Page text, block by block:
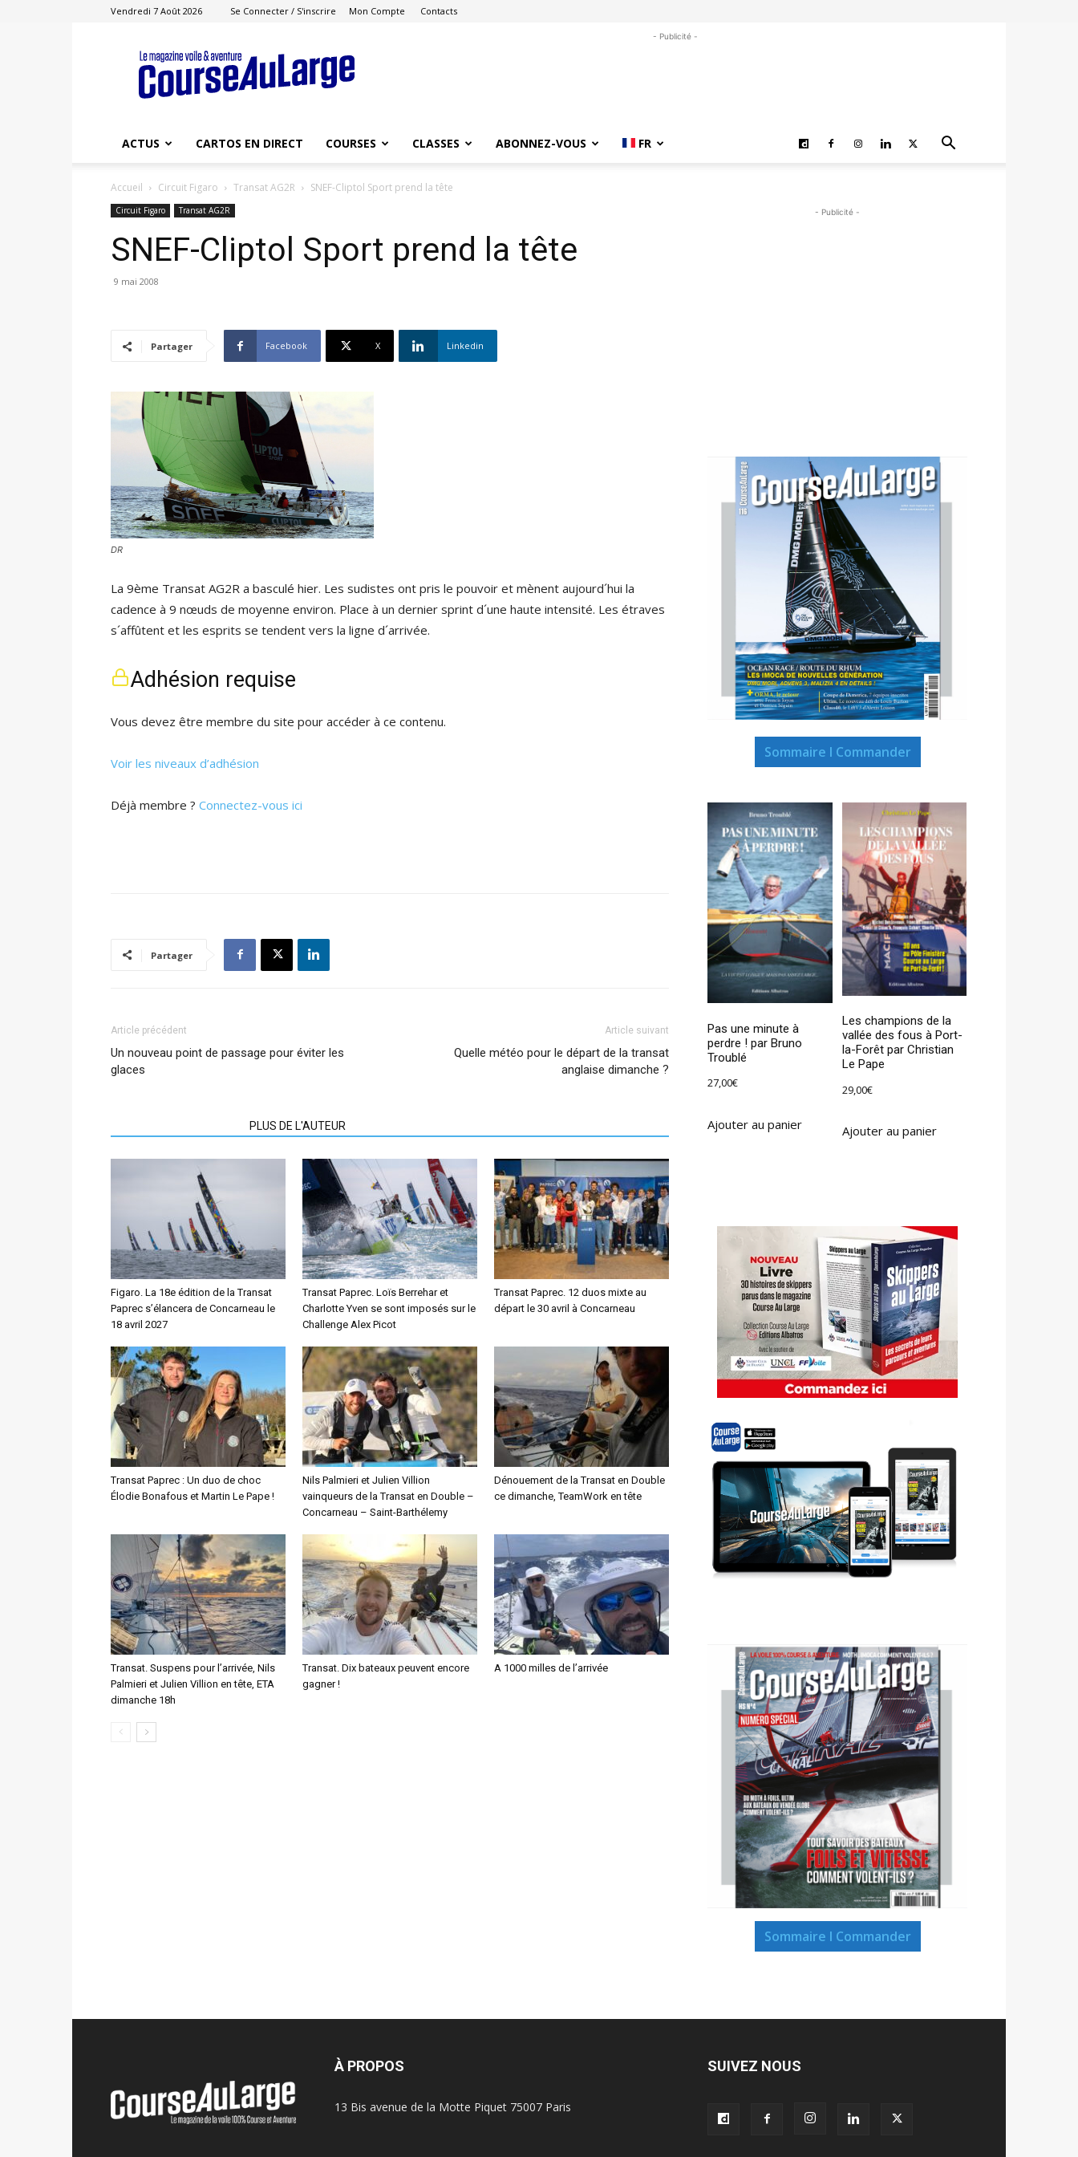
Vendredi 7 Août 2026 Se Connecter / S'inscrire Mon Compte Contacts
Course
au
Large
- Publicité -
ACTUS CARTOS EN DIRECT COURSES CLASSES ABONNEZ-VOUS FR
Accueil Circuit Figaro Transat AG2R SNEF-Cliptol Sport prend la tête
Circuit Figaro Transat AG2R
SNEF-Cliptol Sport prend la tête
9 mai 2008
Partager Facebook X Linkedin
DR
La 9ème Transat AG2R a basculé hier. Les sudistes ont pris le pouvoir et mènent aujourd´hui la
cadence à 9 nœuds de moyenne environ. Place à un dernier sprint d´une haute intensité. Les étraves
s´affûtent et les esprits se tendent vers la ligne d´arrivée.
Adhésion requise
Vous devez être membre du site pour accéder à ce contenu.
Voir les niveaux d’adhésion
Déjà membre ? Connectez-vous ici
Partager
Article précédent
Un nouveau point de passage pour éviter les
glaces
Article suivant
Quelle météo pour le départ de la transat
anglaise dimanche ?
PLUS DE L'AUTEUR
Figaro. La 18e édition de la Transat
Paprec s’élancera de Concarneau le
18 avril 2027
Transat Paprec. Loïs Berrehar et
Charlotte Yven se sont imposés sur le
Challenge Alex Picot
Transat Paprec. 12 duos mixte au
départ le 30 avril à Concarneau
Transat Paprec : Un duo de choc
Élodie Bonafous et Martin Le Pape !
Nils Palmieri et Julien Villion
vainqueurs de la Transat en Double –
Concarneau – Saint-Barthélemy
Dénouement de la Transat en Double
ce dimanche, TeamWork en tête
Transat. Suspens pour l’arrivée, Nils
Palmieri et Julien Villion en tête, ETA
dimanche 18h
Transat. Dix bateaux peuvent encore
gagner !
A 1000 milles de l’arrivée
- Publicité -
Sommaire I Commander
Pas une minute à
perdre ! par Bruno
Troublé
27,00€
Ajouter au panier
Les champions de la
vallée des fous à Port-
la-Forêt par Christian
Le Pape
29,00€
Ajouter au panier
Sommaire I Commander
À PROPOS
13 Bis avenue de la Motte Piquet 75007 Paris
SUIVEZ NOUS